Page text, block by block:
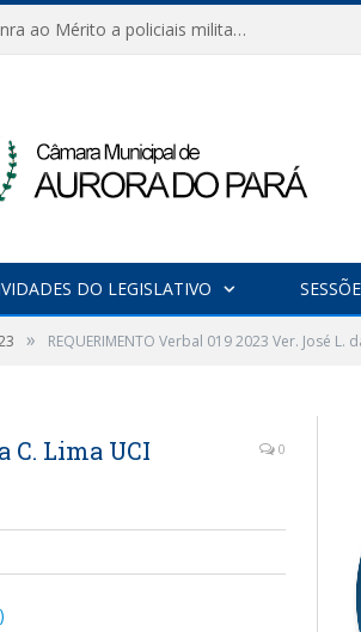
Câmara de Aurora do Pará presta Honra ao Mérito a policiais militares em sessão marcada por reconhecimento e emoção
DO LEGISLATIVO
» REQUERIMENTO Verbal 019 2023 Ver. José L.
C. Lima UCI
0